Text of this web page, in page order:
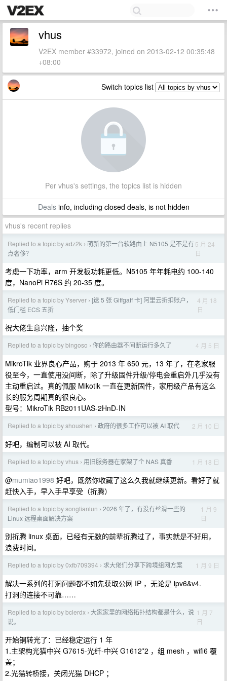
vhus
V2EX member #33972, joined on 2013-02-12 00:35:48
+08:00
Switch topics list
Per vhus's settings, the topics list is hidden
Dealsinfo, including closed deals, is not hidden
vhus's recent replies
Replied to a topic by adz2k › 萌新的第一台软路由上 N5105 是不是有
点奢侈？
5 月 24
日
考虑一下功率，arm 开发板功耗更低。N5105 年年耗电约 100-140
度，NanoPi R76S 约 20-35 度。
Replied to a topic by Yserver › [送 5 张 Giffgaff 卡] 阿里云折扣账户，
低门槛 ECS 五折
4 月 18
日
祝大佬生意兴隆，抽个奖
Replied to a topic by bingoso › 你的路由器不间断运行多久了 4 月 5 日
MikroTik 业界良心产品，购于 2013 年 650 元，13 年了，在老家服
役至今，一直使用没间断，除了升级固件升级/停电会重启外几乎没有
主动重启过。真的佩服 Mikotik 一直在更新固件，家用级产品有这么
长的服务周期真的很良心。
型号：MikroTik RB2011UAS-2HnD-IN
Replied to a topic by shoushen › 政府的很多工作可以被 AI 取代 2 月 10 日
好吧，编制可以被 AI 取代。
Replied to a topic by vhus › 用旧服务器在家架了个 NAS 真香 1 月 18 日
@mumiao1998 好吧，既然你收藏了这么久我就继续更新。看好了就
赶快入手，早入手早享受（折腾）
Replied to a topic by songtianlun › 2026 年了，有没有丝滑一些的
Linux 远程桌面解决方案
1 月 9
日
别折腾 linux 桌面，已经有无数的前辈折腾过了，事实就是不好用，
浪费时间。
Replied to a topic by 0xfb709394 › 求大佬们分享下跨境组网方案 1 月 9 日
解决一系列的打洞问题都不如先获取公网 IP ，无论是 ipv6&v4.
打洞的连接不可靠……
Replied to a topic by bclerdx › 大家家里的网络拓扑结构都是什么，说
说。
1 月 7
日
开始铜转光了：已经稳定运行 1 年
1.主架构光猫中兴 G7615-光纤-中兴 G1612*2 ，组 mesh ，wifi6 覆
盖；
2.光猫转桥接，关闭光猫 DHCP ；